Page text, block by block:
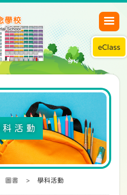
eClass
科活動
圖書 > 學科活動